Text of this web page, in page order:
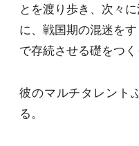
とを渡り歩き、次々
に、戦国期の混迷を
で存続させる礎をつく
彼のマルチタレント
る。